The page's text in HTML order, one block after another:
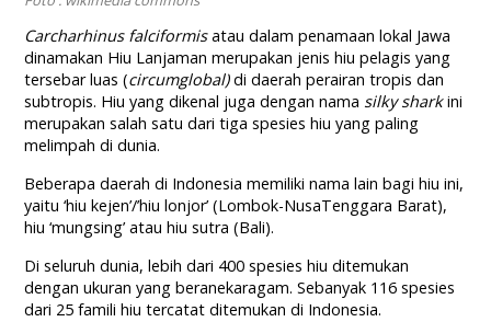
Carcharhinus falciformisatau dalam penamaan lokal Jawa
dinamakan Hiu Lanjaman merupakan jenis hiu pelagis yang
tersebar luas (circumglobal)di daerah perairan tropis dan
subtropis. Hiu yang dikenal juga dengan nama silky sharkini
merupakan salah satu dari tiga spesies hiu yang paling
melimpah di dunia.
Beberapa daerah di Indonesia memiliki nama lain bagi hiu ini,
yaitu ‘hiu kejen’/’hiu lonjor’ (Lombok-NusaTenggara Barat),
hiu ‘mungsing’ atau hiu sutra (Bali).
Di seluruh dunia, lebih dari 400 spesies hiu ditemukan
dengan ukuran yang beranekaragam. Sebanyak 116 spesies
dari 25 famili hiu tercatat ditemukan di Indonesia.